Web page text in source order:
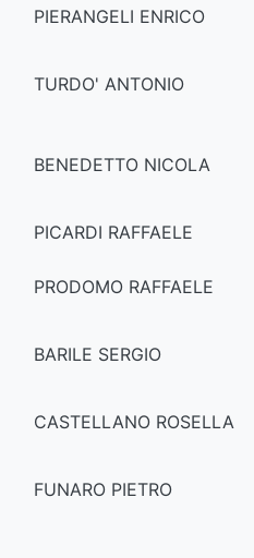
PIERANGELI ENRICO
TURDO' ANTONIO
BENEDETTO NICOLA
PICARDI RAFFAELE
PRODOMO RAFFAELE
BARILE SERGIO
CASTELLANO ROSELLA
FUNARO PIETRO